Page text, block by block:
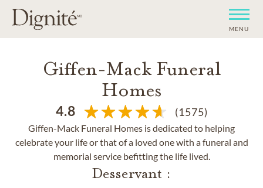
MENU
Giffen-Mack Funeral
Homes
4.8 (1575)
Giffen-Mack Funeral Homes is dedicated to helping
celebrate your life or that of a loved one with a funeral and
memorial service befitting the life lived.
Desservant :